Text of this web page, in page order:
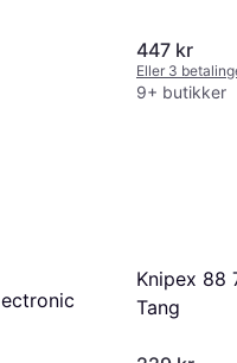
447 kr
Eller 3
9+ butikker
Knipex 88
Tang